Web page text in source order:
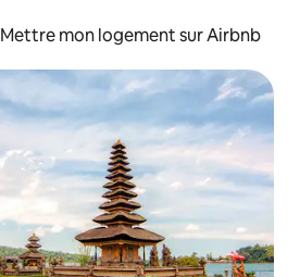
Mettre mon logement sur Airbnb